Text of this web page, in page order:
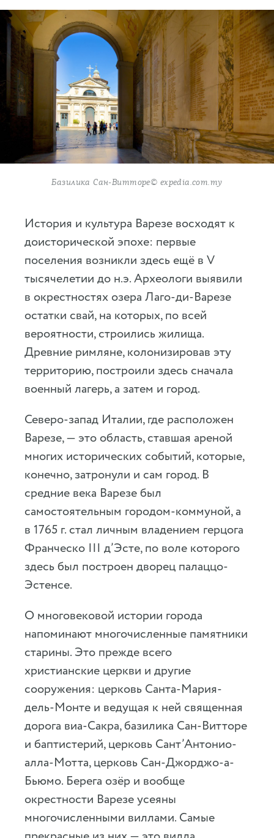
Базилика Сан-Витторе© expedia.com.my
История и культура Варезе восходят к
доисторической эпохе: первые
поселения возникли здесь ещё в V
тысячелетии до н.э. Археологи выявили
в окрестностях озера Лаго-ди-Варезе
остатки свай, на которых, по всей
вероятности, строились жилища.
Древние римляне, колонизировав эту
территорию, построили здесь сначала
военный лагерь, а затем и город.
Северо-запад Италии, где расположен
Варезе, — это область, ставшая ареной
многих исторических событий, которые,
конечно, затронули и сам город. В
средние века Варезе был
самостоятельным городом-коммуной, а
в 1765 г. стал личным владением герцога
Франческо III д’Эсте, по воле которого
здесь был построен дворец палаццо-
Эстенсе.
О многовековой истории города
напоминают многочисленные памятники
старины. Это прежде всего
христианские церкви и другие
сооружения: церковь Санта-Мария-
дель-Монте и ведущая к ней священная
дорога виа-Сакра, базилика Сан-Витторе
и баптистерий, церковь Сант’Антонио-
алла-Мотта, церковь Сан-Джорджо-а-
Бьюмо. Берега озёр и вообще
окрестности Варезе усеяны
многочисленными виллами. Самые